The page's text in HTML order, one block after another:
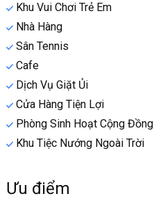
Khu Vui Chơi Trẻ Em
Nhà Hàng
Sân Tennis
Cafe
Dịch Vụ Giặt Ủi
Cửa Hàng Tiện Lợi
Phòng Sinh Hoạt Cộng Đồng
Khu Tiệc Nướng Ngoài Trời
Ưu điểm